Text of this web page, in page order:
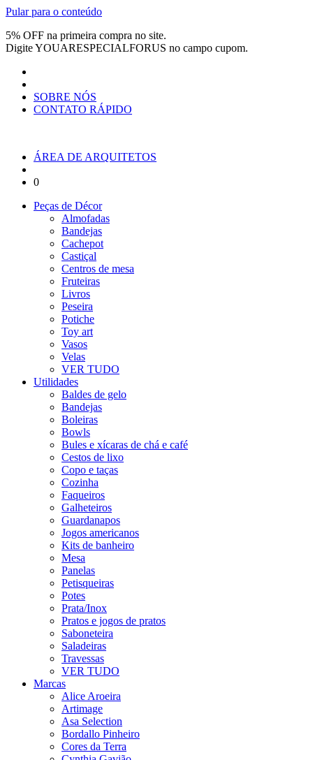
Pular para o conteúdo
5% OFF na primeira compra no site.
DigiteYOUARESPECIALFORUS no campo cupom.
SOBRE NÓS
CONTATO RÁPIDO
ÁREA DE ARQUITETOS
0
Peças de Décor
Almofadas
Bandejas
Cachepot
Castiçal
Centros de mesa
Fruteiras
Livros
Peseira
Potiche
Toy art
Vasos
Velas
VER TUDO
Utilidades
Baldes de gelo
Bandejas
Boleiras
Bowls
Bules e xícaras de chá e café
Cestos de lixo
Copo e taças
Cozinha
Faqueiros
Galheteiros
Guardanapos
Jogos americanos
Kits de banheiro
Mesa
Panelas
Petisqueiras
Potes
Prata/Inox
Pratos e jogos de pratos
Saboneteira
Saladeiras
Travessas
VER TUDO
Marcas
Alice Aroeira
Artimage
Asa Selection
Bordallo Pinheiro
Cores da Terra